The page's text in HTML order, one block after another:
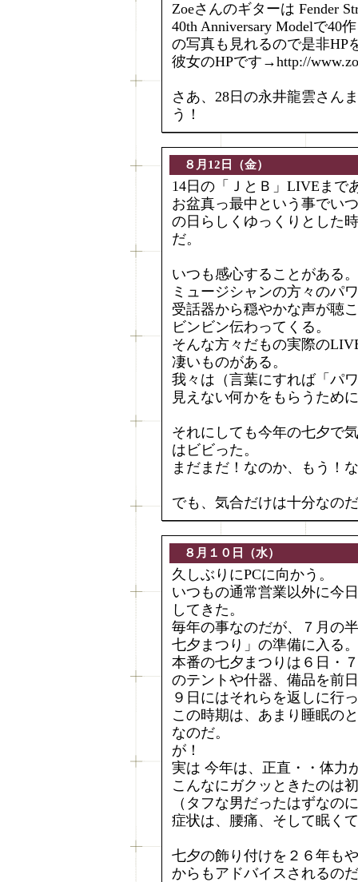
Zoeさんのギターは Fender
40th Anniversary Modelで40
の写真も見れるので是非HP
彼女のHPです→http://
さあ、28日の永井龍雲さん
う！
８月12日（金）
14日の「ＪとＢ」LIVEまで
お盆真っ最中という事でい
の日らしくゆっくりとした
だ。
いつも感心することがある。
ミュージシャンの方々のパ
受話器から穏やかな声が聴
ビンビン伝わってくる。
そんな方々だもの実際の
凄いものがある。
我々は（言葉にすれば「パ
見えない何かをもらうため
それにしても今年の七夕で
はビビった。
まだまだ！なのか、もう！
でも、気合だけは十分なの
８月１０日（水）
久しぶりにPCに向かう。
いつもの通常営業以外に今
してきた。
毎年の事なのだが、７月の
七夕まつり」の準備に入る。
本番の七夕まつりは６日・
のテントや什器、備品を前
９日にはそれらを返しに行
この時期は、あまり睡眠の
なのだ。
が！
実は 今年は、正直・・体力
こんなにガクッときたのは
（タフな男だったはずなの
症状は、腰痛、そして眠く
七夕の飾り付けを２６年も
からもアドバイスされるの